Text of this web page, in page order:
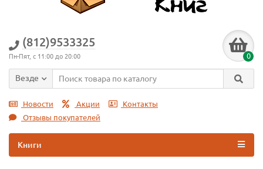
(812)9533325
Пн-Пят, с 11:00 до 20:00 0
Везде
Новости Акции
Контакты
Отзывы покупателей
Книги